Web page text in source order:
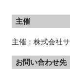
主催
主催：株式会社
お問い合わせ先